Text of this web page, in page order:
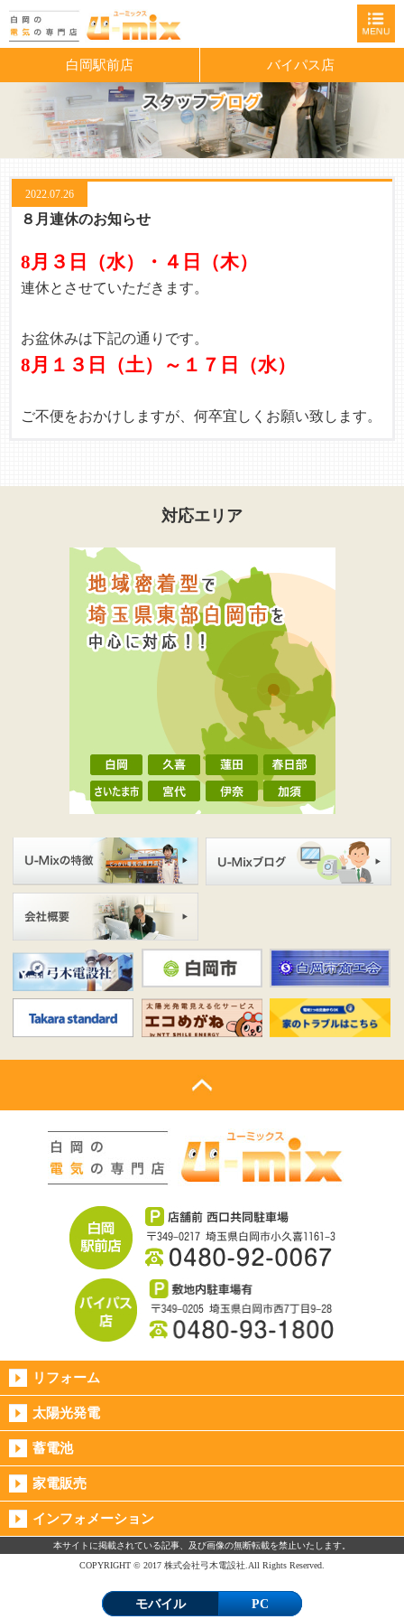
白岡駅前店 バイパス店
2022.07.26
８月連休のお知らせ
8月３日（水）・４日（木）
連休とさせていただきます。
お盆休みは下記の通りです。
8月１３日（土）～１７日（水）
ご不便をおかけしますが、何卒宜しくお願い致します。
対応エリア
リフォーム
太陽光発電
蓄電池
家電販売
インフォメーション
本サイトに掲載されている記事、及び画像の無断転載を禁止いたします。
COPYRIGHT © 2017 株式会社弓木電設社.All Rights Reserved.
モバイル PC